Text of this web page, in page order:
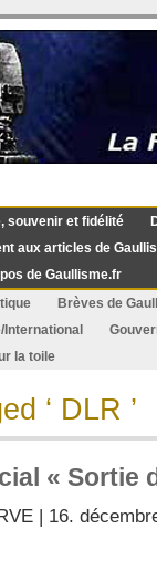
souvenir et fidélité
aux articles de
de Gaullisme.fr
Brèves de
International
la toile
‘ DLR ’
« Sortie
| 16.